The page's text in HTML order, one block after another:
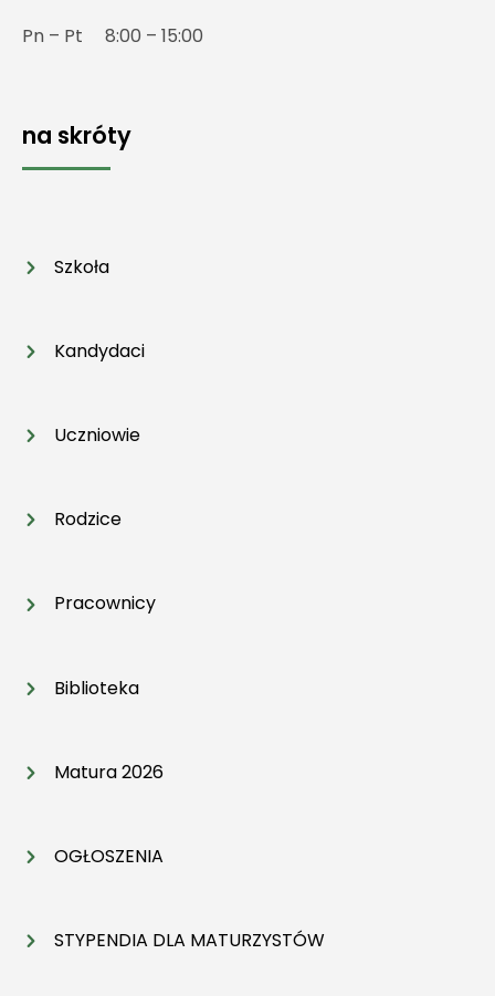
Pn – Pt 8:00 – 15:00
na skróty
Szkoła
Kandydaci
Uczniowie
Rodzice
Pracownicy
Biblioteka
Matura 2026
OGŁOSZENIA
STYPENDIA DLA MATURZYSTÓW